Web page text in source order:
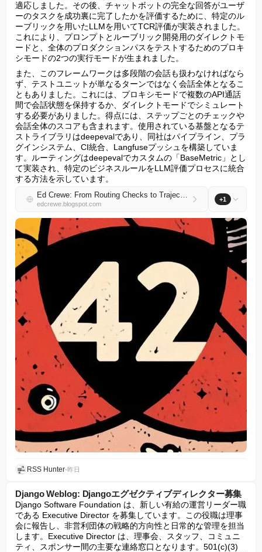
適応しました。その後、チャットボットの完全な回答がユーザ
ーのタスクを成功裏に完了したかを評価するために、特定のル
ーブリックを用いたLLMを用いてTCR評価が実装されました。
これにより、プロンプトとルーブリック開発用のダイレクトモ
ードと、全体のプロダクションパスをテストするためのプロキ
シモードの2つの実行モードが生まれました。
また、このフレームワークは多段階の会話も扱わなければなら
ず、テストユニットが単なるターンではなく会話全体となるこ
ともありました。これには、プロキシモードで複数のAPI通話
間で会話状態を保持するか、ダイレクトモードでシミュレート
する必要がありました。得点には、ステップごとのチェックや
会話全体のスコアも含まれます。使用されている基盤となるテ
ストライブラリはdeepevalであり、同社はパイプライン、プラ
グインシステム、CI統合、Langfuseプッシュを構築していま
す。ルーティングはdeepevalでカスタムの「BaseMetric」とし
て実装され、特定のビジネスルールをLLM評価プロセスに統合
する方法を示しています。
Ed Crewe: From Routing Checks to Trajectory Testing: Evaluating an Agentic Chatbot
edcrewe.blogspot.com
+1
RSS Hunter•昨日
Django Weblog: Djangoエグゼクティブディレクター募集
Django Software Foundation は、新しい有給の運営リーダー職
である Executive Director を募集しています。この役職は理事
会に報告し、非営利団体の戦略的方向性と日常的な管理を担当
します。Executive Director は、理事会、スタッフ、コミュニ
ティ、スポンサー間の主要な連絡窓口となります。501(c)(3)